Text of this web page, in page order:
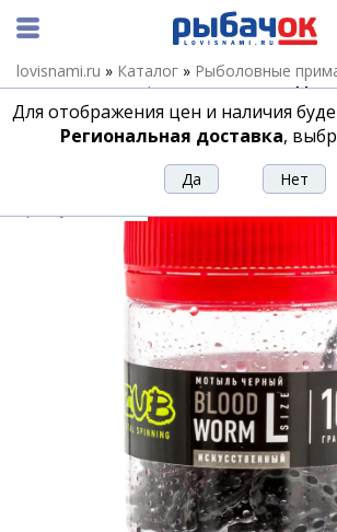
lovisnami.ru » Каталог » Рыболовные
и аттрактанты»Форелевые пасты»
ZUB BLOODWORM черный
Мотыль искусственный
BLOODWORM черный
Для отображения цен и наличия
Региональная доставка,